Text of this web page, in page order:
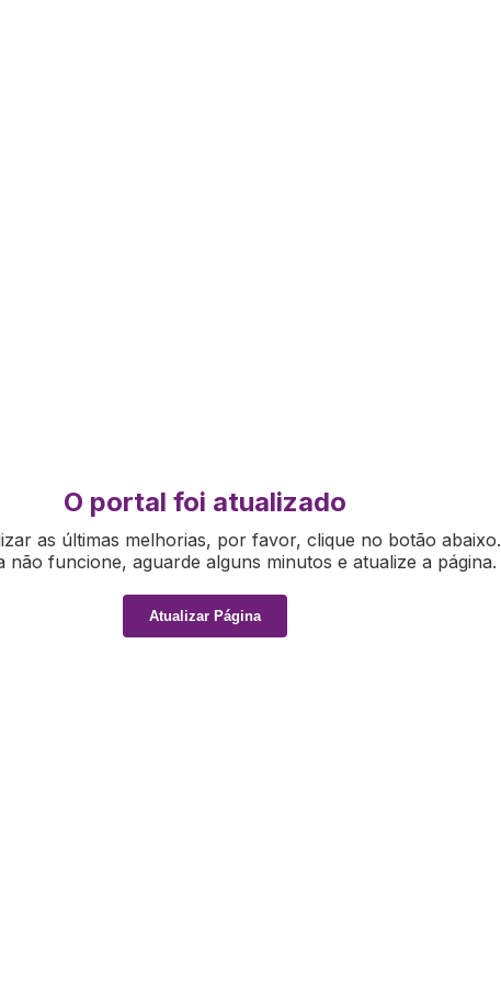
O portal foi atualizado
as últimas melhorias, por favor, clique no botão abaixo.
não funcione, aguarde alguns minutos e atualize a página.
Atualizar Página